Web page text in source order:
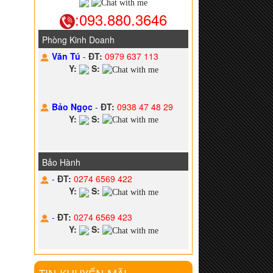
:093.880.3646
Phòng Kinh Doanh
Văn Tú-ĐT: 0979 637 113
Y:
S:
Bảo Ngọc-ĐT: 0938 47 48 29
Y:
S:
Bảo Hành
-ĐT: 0274 6569 422
Y:
S:
-ĐT: 0274 6569 423
Y:
S: